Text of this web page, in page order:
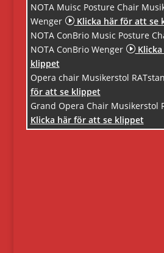
NOTA Muisc Posture Chair
Wenger IKlicka här för att se
NOTA ConBrio Music Posture
NOTA ConBrio Wenger IKlicka
klippet
Opera chair Musikerstol
för att se klippet
Grand Opera Chair Musikerstol
Klicka här för att se klippet